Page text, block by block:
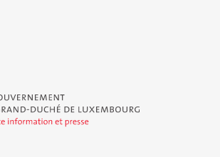
du Grand-Duché de Luxembourg - Service